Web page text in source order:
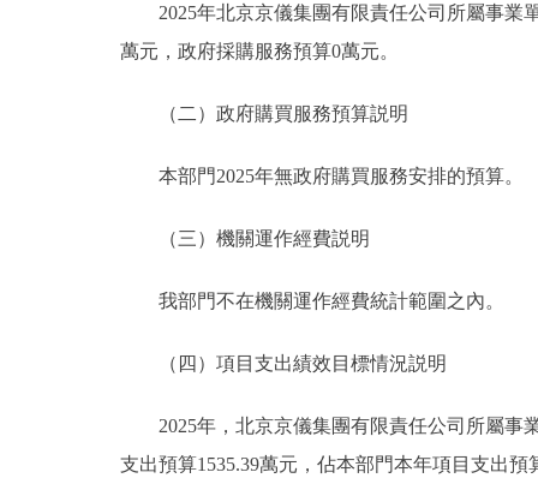
2025年北京京儀集團有限責任公司所屬事業單
萬元，政府採購服務預算0萬元。
（二）政府購買服務預算説明
本部門2025年無政府購買服務安排的預算。
（三）機關運作經費説明
我部門不在機關運作經費統計範圍之內。
（四）項目支出績效目標情況説明
2025年，北京京儀集團有限責任公司所屬事業
支出預算1535.39萬元，佔本部門本年項目支出預